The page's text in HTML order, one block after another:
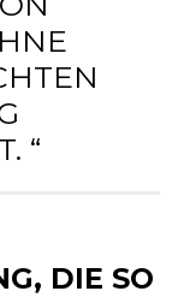
“
DIE SO